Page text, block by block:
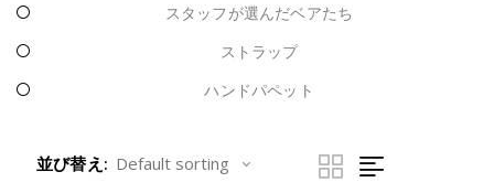
スタッフが選んだベアたち
ストラップ
ハンドパペット
並び替え: